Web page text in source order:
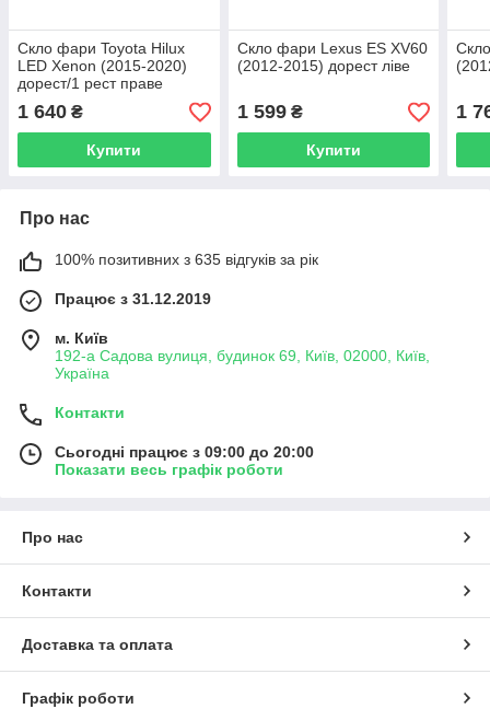
Скло фари Toyota Hilux
LED Xenon (2015-2020)
дорест/1 рест праве
1 640 ₴
Купити
Скло фари Lexus ES XV60
(2012-2015) дорест ліве
1 599₴
Купити
1
Про нас
100% позитивних з 635 відгуків за рік
Працює з 31.12.2019
м. Київ
192-а Садова вулиця, будинок 69, Київ, 02000, Київ,
Україна
Контакти
Сьогодні працює з 09:00 до 20:00
Показати весь графік роботи
Про нас
Контакти
Доставка та оплата
Графік роботи